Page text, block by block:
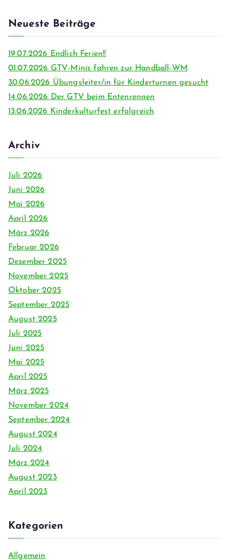
Neueste Beiträge
19.07.2026 Endlich Ferien!!
01.07.2026 GTV-Minis fahren zur Handball-WM
30.06.2026 Übungsleiter/in für Kinderturnen gesucht
14.06.2026 Der GTV beim Entenrennen
13.06.2026 Kinderkulturfest erfolgreich
Archiv
Juli 2026
Juni 2026
Mai 2026
April 2026
März 2026
Februar 2026
Dezember 2025
November 2025
Oktober 2025
September 2025
August 2025
Juli 2025
Juni 2025
Mai 2025
April 2025
März 2025
November 2024
September 2024
August 2024
Juli 2024
März 2024
August 2023
April 2023
Kategorien
Allgemein